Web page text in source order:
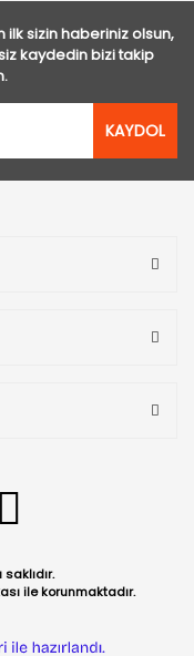
sizin haberiniz olsun,
kaydedin bizi takip
KAYDOL
ile korunmaktadır.
e-